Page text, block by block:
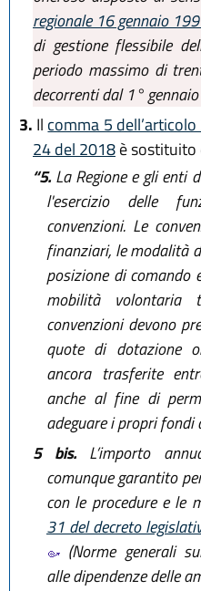
regionale 16 gennaio
di gestione flessibile
periodo massimo di
decorrenti dal 1° gennaio
3. Il comma 5
24 del 2018è sostituito
“5.La Regione e gli enti
l'esercizio delle
convenzioni. Le
finanziari, le modalità
posizione di comando
mobilità
convenzioni devono
quote di dotazione
ancora trasferite
anche al fine di
adeguare i propri fondi
5 bis.L’importo
comunque garantito
con le procedure e le
31 del decreto
(Norme generali
alle dipendenze delle